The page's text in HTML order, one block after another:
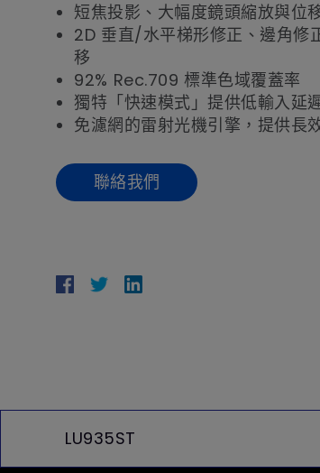
短焦投影、大幅度鏡頭縮放與位
2D 垂直/水平梯形修正、邊角修
移
92% Rec.709 標準色域覆蓋率
獨特「快速模式」提供低輸入延
免濾網的雷射光機引擎，提供長
聯絡我們
LU935ST